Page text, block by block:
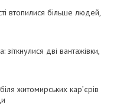
втопилися більше людей,
дві вантажівки,
житомирських кар’єрів